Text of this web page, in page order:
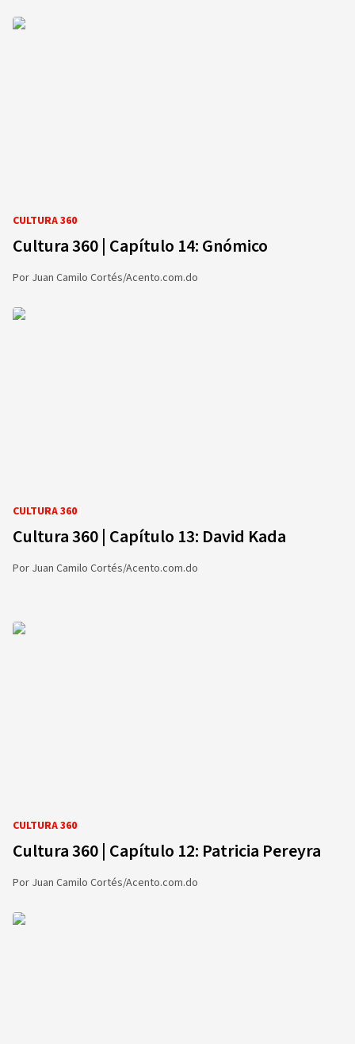
CULTURA 360
Cultura 360 | Capítulo 14: Gnómico
Por Juan Camilo Cortés/Acento.com.do
CULTURA 360
Cultura 360 | Capítulo 13: David Kada
Por Juan Camilo Cortés/Acento.com.do
CULTURA 360
Cultura 360 | Capítulo 12: Patricia Pereyra
Por Juan Camilo Cortés/Acento.com.do